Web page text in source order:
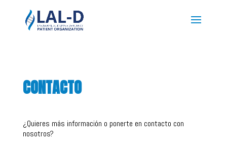
CONTACTO
¿Quieres más información o ponerte en contacto con
nosotros?